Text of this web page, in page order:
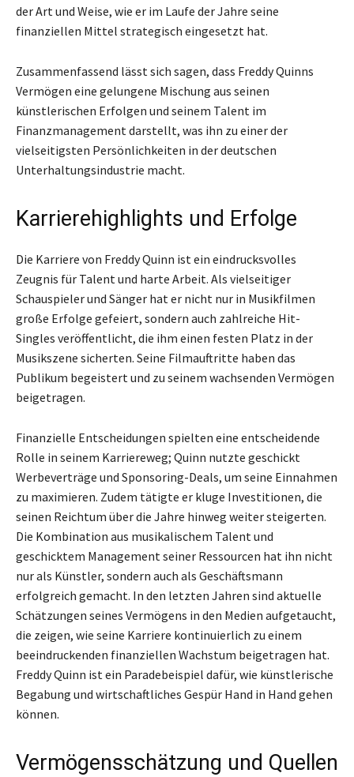
der Art und Weise, wie er im Laufe der Jahre seine
finanziellen Mittel strategisch eingesetzt hat.
Zusammenfassend lässt sich sagen, dass Freddy Quinns
Vermögen eine gelungene Mischung aus seinen
künstlerischen Erfolgen und seinem Talent im
Finanzmanagement darstellt, was ihn zu einer der
vielseitigsten Persönlichkeiten in der deutschen
Unterhaltungsindustrie macht.
Karrierehighlights und Erfolge
Die Karriere von Freddy Quinn ist ein eindrucksvolles
Zeugnis für Talent und harte Arbeit. Als vielseitiger
Schauspieler und Sänger hat er nicht nur in Musikfilmen
große Erfolge gefeiert, sondern auch zahlreiche Hit-
Singles veröffentlicht, die ihm einen festen Platz in der
Musikszene sicherten. Seine Filmauftritte haben das
Publikum begeistert und zu seinem wachsenden Vermögen
beigetragen.
Finanzielle Entscheidungen spielten eine entscheidende
Rolle in seinem Karriereweg; Quinn nutzte geschickt
Werbeverträge und Sponsoring-Deals, um seine Einnahmen
zu maximieren. Zudem tätigte er kluge Investitionen, die
seinen Reichtum über die Jahre hinweg weiter steigerten.
Die Kombination aus musikalischem Talent und
geschicktem Management seiner Ressourcen hat ihn nicht
nur als Künstler, sondern auch als Geschäftsmann
erfolgreich gemacht. In den letzten Jahren sind aktuelle
Schätzungen seines Vermögens in den Medien aufgetaucht,
die zeigen, wie seine Karriere kontinuierlich zu einem
beeindruckenden finanziellen Wachstum beigetragen hat.
Freddy Quinn ist ein Paradebeispiel dafür, wie künstlerische
Begabung und wirtschaftliches Gespür Hand in Hand gehen
können.
Vermögensschätzung und Quellen